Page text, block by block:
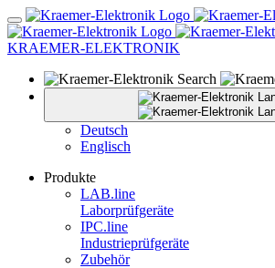
KRAEMER-ELEKTRONIK
Deutsch
Englisch
Produkte
LAB.line
Laborprüfgeräte
IPC.line
Industrieprüfgeräte
Zubehör